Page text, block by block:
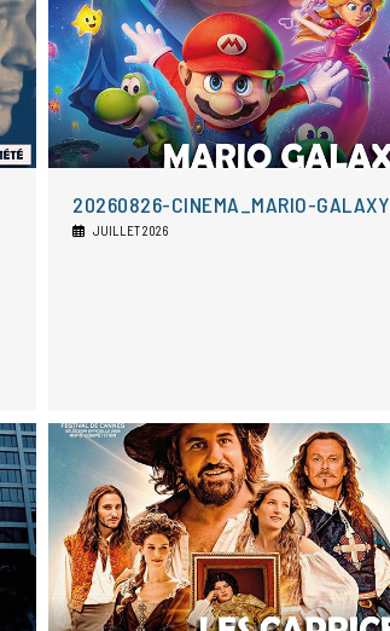
20260826-CINEMA_MARIO-GALAXY
JUILLET 2026